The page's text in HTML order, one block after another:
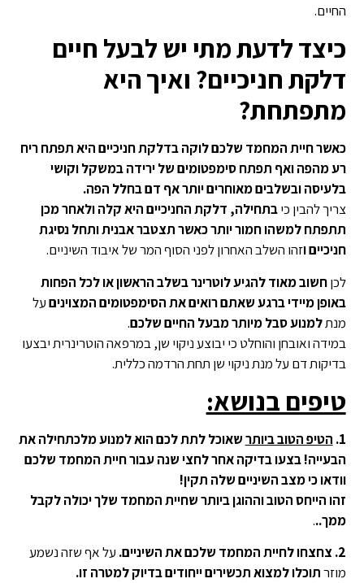
החיים.
כיצד לדעת מתי יש לבעל חיים
דלקת חניכיים? ואיך היא
מתפתחת?
כאשר חיית המחמד שלכם לוקה בדלקת חניכיים היא תפתח ריח
רע מהפה ואף תפתח סימפטומים של ירידה במשקל וקושי
בלעיסה ובשלבים מאוחרים יותר אף דם בחלל הפה.
צריך להבין כיבתחילה, דלקת החניכיים היא קלה ולאחר מכן
תתפתח למשהו חמור יותר כאשר תצטבר אבנית ותחל נסיגת
חניכיים וזהו השלב האחרון לפני הסוף המר של איבוד השיניים.
לכןחשוב מאוד להגיע לוטרינר בשלב הראשון או לכל הפחות
באופן מיידי ברגע שאתם רואים את הסימפטומים המצויניםעל
מנתלמנוע סבל מיותר מבעל החיים שלכם.
במידה ואובחן והוחלט כי יבוצע ניקוי שן, במרפאה הוטרינרית יבצעו
בדיקות דם על מנת ניקוי שן תחת הרדמה כללית.
טיפים בנושא:
1. הטיפ הטוב ביותרשאוכל לתת לכם הוא למנוע מלכתחילה את
הבעייה! בצעו בדיקה אחר לחצי שנה עבור חיית המחמד שלכם
וודאו כי מצב השיניים שלה תקין!
זהו הייחס הטוב וההוגן ביותר שחיית המחמד שלך יכולה לקבל
ממך...
2. צחצחו לחיית המחמד שלכם את השיניים.
על אף שזה נשמע
מוזרתוכלו למצוא תכשירים ייחודים בדיוק למטרה זו.